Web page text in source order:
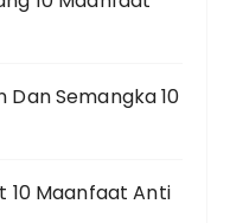
Dan Semangka 10
10 Maanfaat Anti